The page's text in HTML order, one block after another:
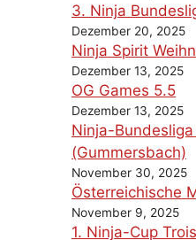
3. Ninja
Dezember 20, 2025
Ninja Spirit
Dezember 13, 2025
OG Games 5.5
Dezember 13, 2025
Ninja-
(Gummersbach)
November 30, 2025
Österreichische
November 9, 2025
1. Ninja-Cup